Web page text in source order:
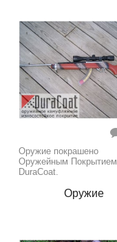
Оружие покрашено
Оружейным Покрытием
DuraCoat.
Оружие